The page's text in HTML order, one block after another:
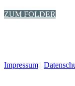
ZUM FOLDER
Impressum |